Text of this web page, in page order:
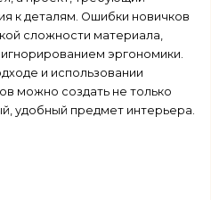
к деталям. Ошибки новичков
сложности материала,
эргономики.
и использовании
можно создать не только
удобный предмет интерьера.